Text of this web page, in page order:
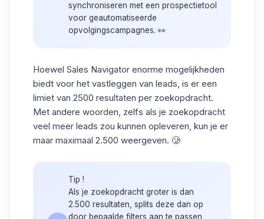
synchroniseren met een prospectietool
voor geautomatiseerde
opvolgingscampagnes. 👀
Hoewel Sales Navigator enorme mogelijkheden
biedt voor het vastleggen van leads, is er een
limiet van 2500 resultaten per zoekopdracht.
Met andere woorden, zelfs als je zoekopdracht
veel meer leads zou kunnen opleveren, kun je er
maar maximaal 2.500 weergeven. 🥲
Tip !
Als je zoekopdracht groter is dan
2.500 resultaten, splits deze dan op
door bepaalde filters aan te passen,